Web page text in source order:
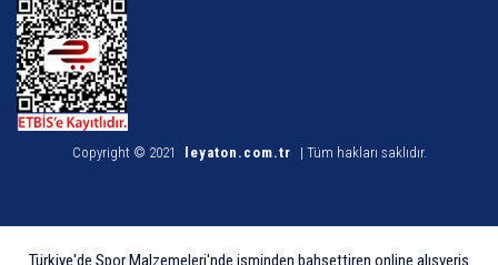
Copyright © 2021 leyaton.com.tr | Tüm hakları saklıdır.
Türkiye'de Spor Malzemeleri'nde isminden bahsettiren online alışveriş